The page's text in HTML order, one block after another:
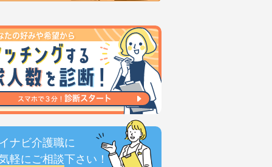
ナビ介護職に
軽にご相談下さい！